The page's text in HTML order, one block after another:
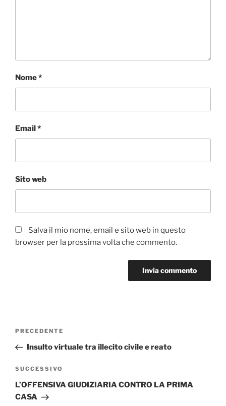
Nome*
Email *
Sito web
Salva il mio nome, email e sito web in questo
browser per la prossima volta che commento.
Navigazione
Articolo
precedente:
PRECEDENTE
Insulto virtuale tra illecito civile e reato
Articolo
successivo
SUCCESSIVO
L’OFFENSIVA GIUDIZIARIA CONTRO LA PRIMA
CASA